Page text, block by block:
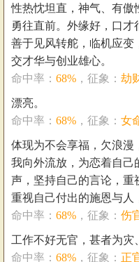
性热忱坦直，神气、有傲
勇往直前。外缘好，口才
善于见风转舵，临机应变
交才华与创业雄心。
命中率： 68% ，征象： 劫
漂亮。
命中率： 68% ，征象： 女
体现为不会享福，欠浪漫
我向外流放，为恋着自己
声，坚持自己的言论，重
重视自己付出的施恩与人
命中率： 68% ，征象： 伤
工作不好无官，甚者为灾
命中率： 68% ，征象： 正